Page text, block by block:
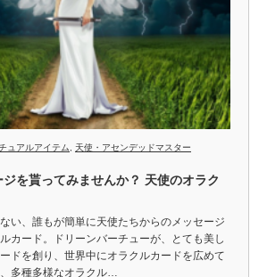
ュアルアイテム
天使・アセンデッドマスター
を貰ってみませんか？ 天使のオラク
い、誰もが簡単に天使たちからのメッセージ
カード。ドリーンバーチューが、とても美し
ドを創り、世界中にオラクルカードを広めて
多種多様なオラクル…